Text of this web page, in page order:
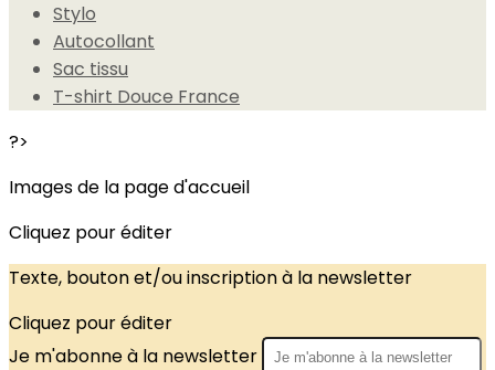
Stylo
Autocollant
Sac tissu
T-shirt Douce France
?>
Images de la page d'accueil
Cliquez pour éditer
Texte, bouton et/ou inscription à la newsletter
Cliquez pour éditer
Je m'abonne à la newsletter